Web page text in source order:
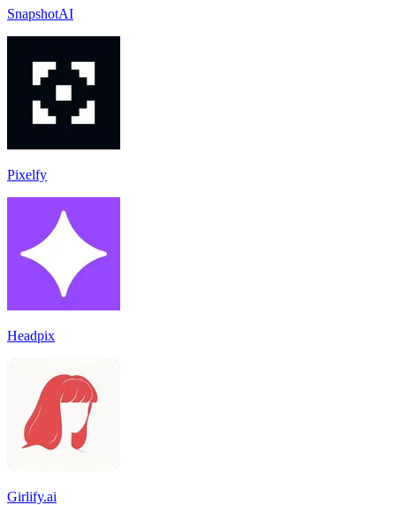
SnapshotAI
Pixelfy
Headpix
Girlify.ai